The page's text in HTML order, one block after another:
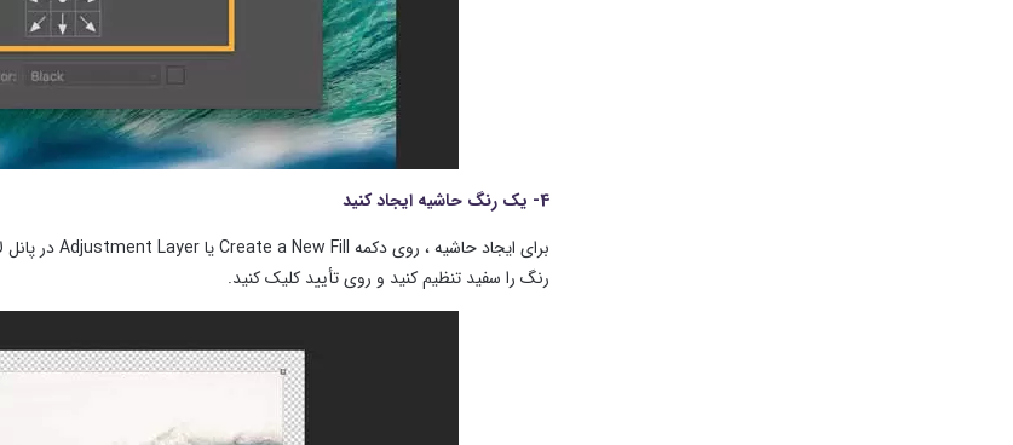
4- یک رنگ حاشیه ایجاد کنید
رنگ را سفید تنظیم کنید و روی تأیید کلیک کنید.